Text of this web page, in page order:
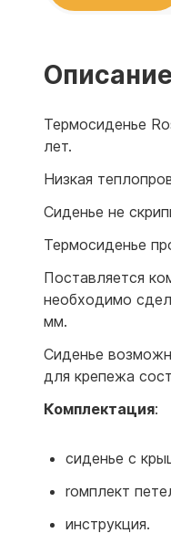
Описание
Термосиденье
лет.
Низкая
Сиденье не
Термосиденье
Поставляется
необходимо
мм.
Сиденье
для крепежа
Комплектация:
сиденье с
rомплект
инструкция.